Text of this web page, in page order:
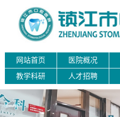
网站首页 医院概况
教学科研 人才招聘